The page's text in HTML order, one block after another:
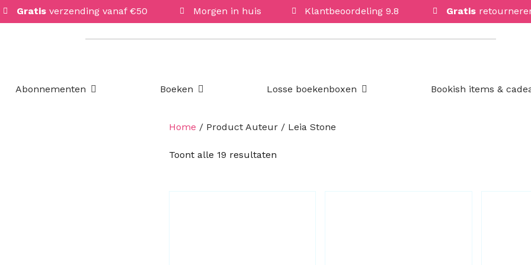
Gratis verzending vanaf €50 Morgen in huis Klantbeoordeling 9.8 Gratis
Abonnementen Open Abonnementen
Boeken Open Boeken Losse boekenboxen Open Losse boekenboxen
Bookish items &
Home / Product Auteur / Leia Stone
Toont alle 19 resultatenGesorteerd